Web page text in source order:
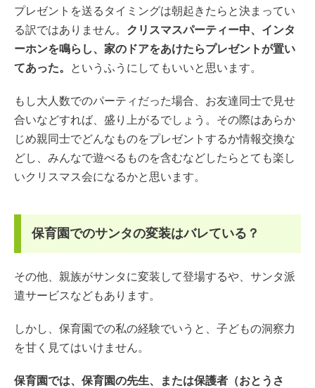
プレゼントを送るタイミングは朝起きたらと決まってい
る訳ではありません。 クリスマスパーティー中、インタ
ーホンを鳴らし、家のドアをあけたらプレゼントが置い
てあった。
というふうにしてもいいと思います。
もし大人数でのパーティだった場合、お友達同士で見せ
合いなどすれば、盛り上がるでしょう。その際はあらか
じめ親同士でどんなものをプレゼントするか情報交換な
どし、みんなで遊べるものを含むなどしたらとても楽し
いクリスマス会になるかと思います。
保育園でのサンタの変装はバレている？
その他、親族がサンタに変装して登場するや、サンタ派
遣サービスなどもあります。
しかし、保育園での私の経験でいうと、子どもの洞察力
を甘く見てはいけません。
保育園では、保育園の先生、または保護者（おとうさ